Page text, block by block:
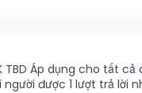
Áp dụng cho tất
được 1 lượt trả lời